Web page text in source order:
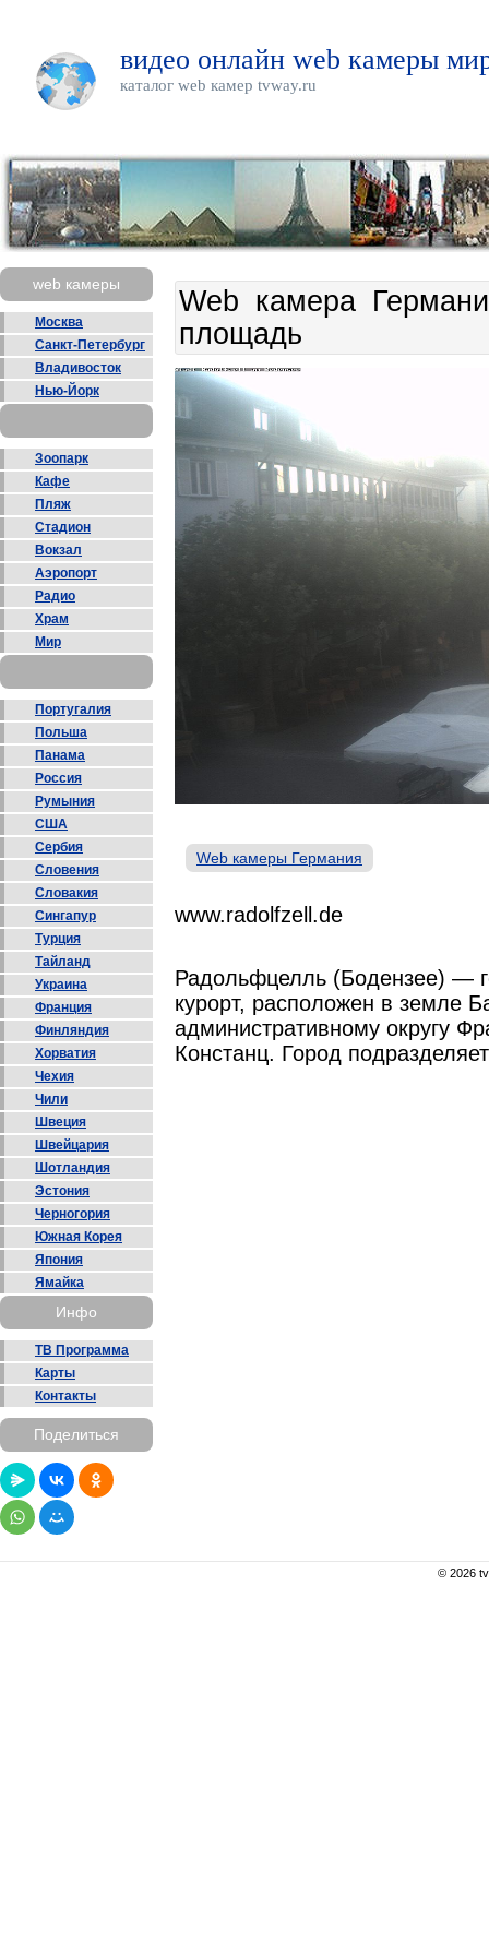
видео онлайн web камеры
каталог web камер tvway.ru
web камеры
Москва
Санкт-Петербург
Владивосток
Нью-Йорк
Зоопарк
Кафе
Пляж
Стадион
Вокзал
Аэропорт
Радио
Храм
Мир
Португалия
Польша
Панама
Россия
Румыния
США
Сербия
Словения
Словакия
Сингапур
Турция
Тайланд
Украина
Франция
Финляндия
Хорватия
Чехия
Чили
Швеция
Швейцария
Шотландия
Эстония
Черногория
Южная Корея
Япония
Ямайка
Инфо
ТВ Программа
Карты
Контакты
Поделиться
Web камера
площадь
Web камеры Германия
www.radolfzell.de
Радольфцелль (Бодензее) —
курорт, расположен в земле
административному округу
Констанц. Город
© 2026